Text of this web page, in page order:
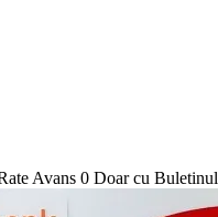
Avans 0 Doar cu Buletinul